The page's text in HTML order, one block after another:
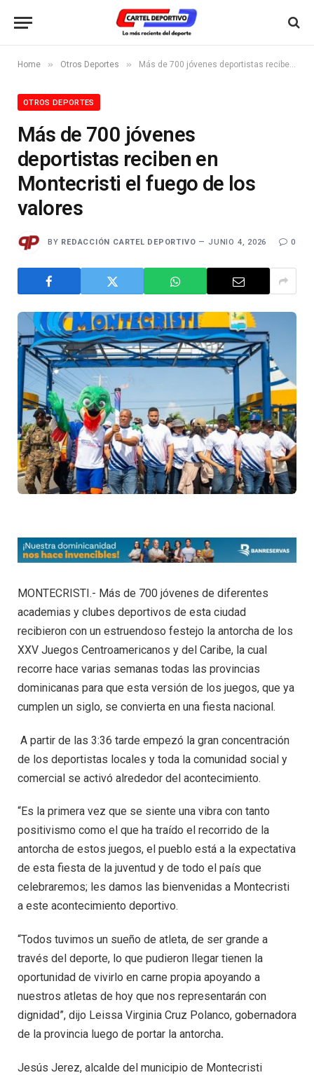
Home » Otros Deportes » Más de 700 jóvenes deportistas reciben en Montecristi el fuego de los valores
OTROS DEPORTES
Más de 700 jóvenes
deportistas reciben en
Montecristi el fuego de los
valores
BY REDACCIÓN CARTEL DEPORTIVO JUNIO 4, 2026 0
MONTECRISTI.- Más de 700 jóvenes de diferentes
academias y clubes deportivos de esta ciudad
recibieron con un estruendoso festejo la antorcha de los
XXV Juegos Centroamericanos y del Caribe, la cual
recorre hace varias semanas todas las provincias
dominicanas para que esta versión de los juegos, que ya
cumplen un siglo, se convierta en una fiesta nacional.
A partir de las 3:36 tarde empezó la gran concentración
de los deportistas locales y toda la comunidad social y
comercial se activó alrededor del acontecimiento.
“Es la primera vez que se siente una vibra con tanto
positivismo como el que ha traído el recorrido de la
antorcha de estos juegos, el pueblo está a la expectativa
de esta fiesta de la juventud y de todo el país que
celebraremos; les damos las bienvenidas a Montecristi
a este acontecimiento deportivo.
“Todos tuvimos un sueño de atleta, de ser grande a
través del deporte, lo que pudieron llegar tienen la
oportunidad de vivirlo en carne propia apoyando a
nuestros atletas de hoy que nos representarán con
dignidad”, dijo Leissa Virginia Cruz Polanco, gobernadora
de la provincia luego de portar la antorcha.
Jesús Jerez, alcalde del municipio de Montecristi